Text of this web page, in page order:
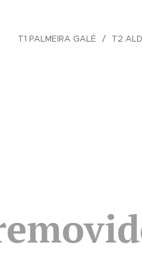
T1 PALMEIRA GALÉ T2